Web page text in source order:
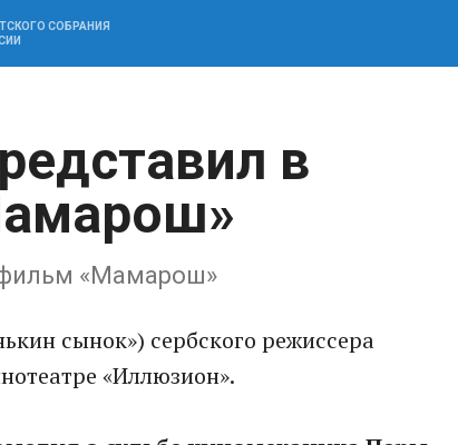
СОБРАНИЯ
в
«Мамарош»
сынок») сербского режиссера
«Иллюзион».